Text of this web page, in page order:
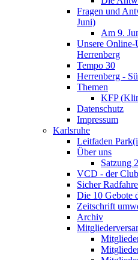
Fragen und
Juni)
Am 9.
Unsere
Herrenberg
Tempo 30
Herrenberg -
Themen
KFP
Datenschutz
Impressum
Karlsruhe
Leitfaden
Über uns
Satzung
VCD - der
Sicher
Die 10 Gebote
Zeitschrift
Archiv